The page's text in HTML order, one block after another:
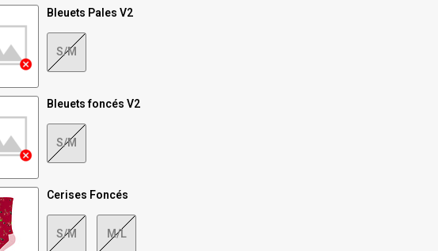
Bleuets Pales V2
S/M
Bleuets foncés V2
S/M
Cerises Foncés
S/M M/L